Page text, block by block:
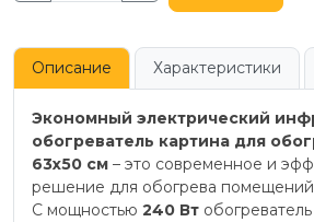
Описание Характеристики
Экономный электрический
обогреватель картина для
63x50 см – это современное и
решение для обогрева
С мощностью 240 Вт